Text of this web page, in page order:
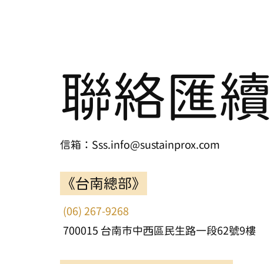
聯絡匯續
信箱：Sss.info@sustainprox.com
《台南總部》
(06) 267-9268
700015 台南市中西區民生路一段62號9樓